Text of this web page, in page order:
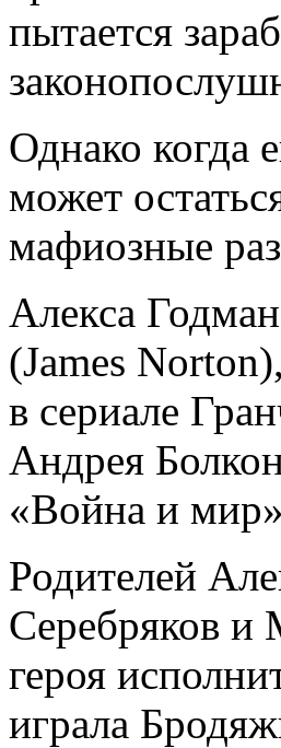
пытается
Однако когда
может
мафиозные
Алекса
(James
в сериале
Андрея
«Война и
Родителей
Серебряков и
героя
играла